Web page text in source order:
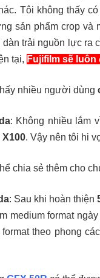
Tôi không thấy
sản phẩm crop và
dàn trải nguồn lực ra
tại, Fujifilm sẽ
nhiều người dùng
: Không nhiều lắm
X100. Vậy nên tôi hi
chia sẻ thêm cho
: Sau khi hoàn thiện
medium format
theo phong